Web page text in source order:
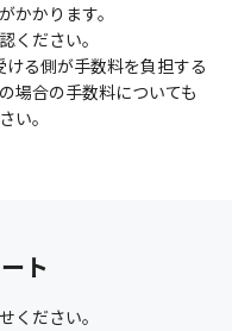
かかります。
ください。
る側が手数料を負担する
場合の手数料についても
い。
ト
ください。